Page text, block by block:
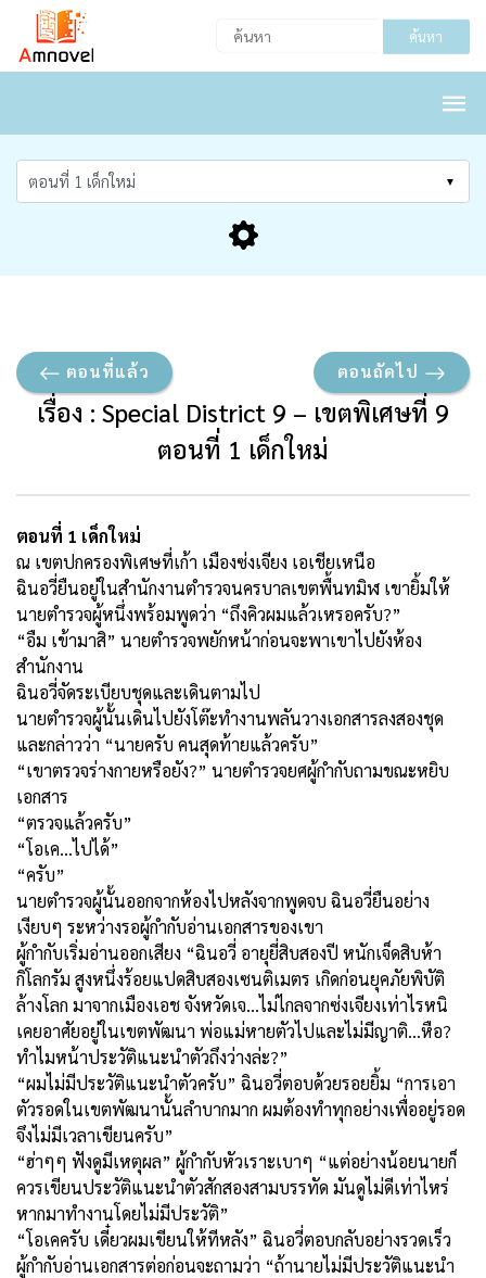
ค้นหา
ตอนที่แล้ว ตอนถัดไป
เรื่อง : Special District 9 – เขตพิเศษที่ 9
ตอนที่ 1 เด็กใหม่
ตอนที่ 1 เด็กใหม่
ณ เขตปกครองพิเศษที่เก้า เมืองซ่งเจียง เอเชียเหนือ
ฉินอวี่ยืนอยู่ในสำนักงานตำรวจนครบาลเขตพื้นทมิฬ เขายิ้มให้
นายตำรวจผู้หนึ่งพร้อมพูดว่า “ถึงคิวผมแล้วเหรอครับ?”
“อืม เข้ามาสิ” นายตำรวจพยักหน้าก่อนจะพาเขาไปยังห้อง
สำนักงาน
ฉินอวี่จัดระเบียบชุดและเดินตามไป
นายตำรวจผู้นั้นเดินไปยังโต๊ะทำงานพลันวางเอกสารลงสองชุด
และกล่าวว่า “นายครับ คนสุดท้ายแล้วครับ”
“เขาตรวจร่างกายหรือยัง?” นายตำรวจยศผู้กำกับถามขณะหยิบ
เอกสาร
“ตรวจแล้วครับ”
“โอเค...ไปได้”
“ครับ”
นายตำรวจผู้นั้นออกจากห้องไปหลังจากพูดจบ ฉินอวี่ยืนอย่าง
เงียบๆ ระหว่างรอผู้กำกับอ่านเอกสารของเขา
ผู้กำกับเริ่มอ่านออกเสียง “ฉินอวี่ อายุยี่สิบสองปี หนักเจ็ดสิบห้า
กิโลกรัม สูงหนึ่งร้อยแปดสิบสองเซนติเมตร เกิดก่อนยุคภัยพิบัติ
ล้างโลก มาจากเมืองเอช จังหวัดเจ...ไม่ไกลจากซ่งเจียงเท่าไรหนิ
เคยอาศัยอยู่ในเขตพัฒนา พ่อแม่หายตัวไปและไม่มีญาติ...หือ?
ทำไมหน้าประวัติแนะนำตัวถึงว่างล่ะ?”
“ผมไม่มีประวัติแนะนำตัวครับ” ฉินอวี่ตอบด้วยรอยยิ้ม “การเอา
ตัวรอดในเขตพัฒนานั้นลำบากมาก ผมต้องทำทุกอย่างเพื่ออยู่รอด
จึงไม่มีเวลาเขียนครับ”
“ฮ่าๆๆ ฟังดูมีเหตุผล” ผู้กำกับหัวเราะเบาๆ “แต่อย่างน้อยนายก็
ควรเขียนประวัติแนะนำตัวสักสองสามบรรทัด มันดูไม่ดีเท่าไหร่
หากมาทำงานโดยไม่มีประวัติ”
“โอเคครับ เดี๋ยวผมเขียนให้ทีหลัง” ฉินอวี่ตอบกลับอย่างรวดเร็ว
ผู้กำกับอ่านเอกสารต่อก่อนจะถามว่า “ถ้านายไม่มีประวัติแนะนำ